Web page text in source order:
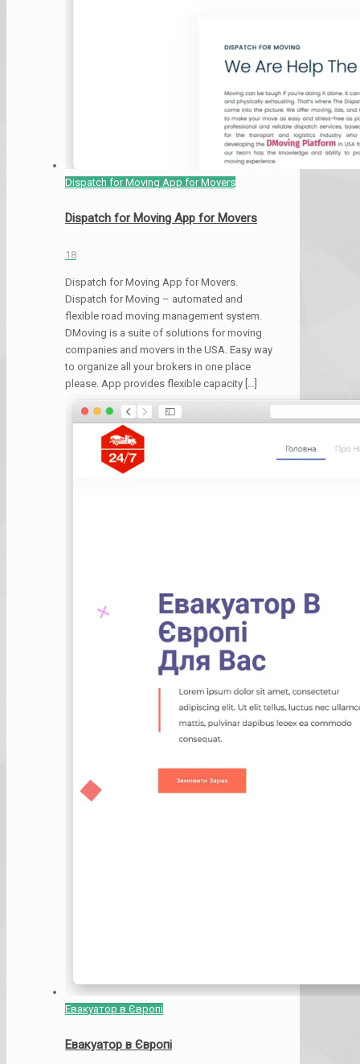
Dispatch for Moving App for Movers
Dispatch for Moving App for Movers
18
Dispatch for Moving App for Movers.
Dispatch for Moving – automated and
flexible road moving management system.
DMoving is a suite of solutions for moving
companies and movers in the USA. Easy way
to organize all your brokers in one place
please. App provides flexible capacity […]
Евакуатор в Європі
Евакуатор в Європі